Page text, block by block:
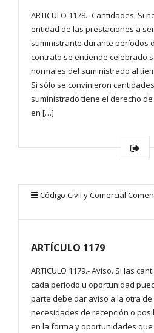
ARTICULO 1178.- Cantidades. Si
entidad de las prestaciones a
suministrante durante períodos
contrato se entiende celebrado
normales del suministrado al
Si sólo se convinieron
suministrado tiene el derecho
en […]
Código Civil y Comercial
ARTÍCULO 1179
ARTICULO 1179.- Aviso. Si las
cada período u oportunidad
parte debe dar aviso a la otra
necesidades de recepción o
en la forma y oportunidades